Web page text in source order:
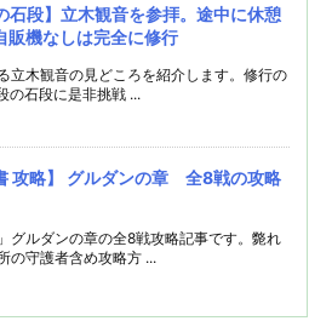
石段】立木観音を参拝。途中に休憩
販機なしは完全に修行
立木観音の見どころを紹介します。修行の
の石段に是非挑戦 ...
攻略】 グルダンの章 全8戦の攻略
グルダンの章の全8戦攻略記事です。斃れ
の守護者含め攻略方 ...